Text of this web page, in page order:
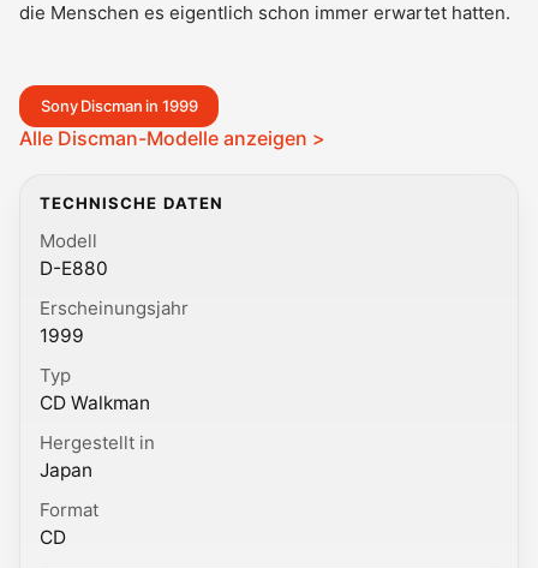
die Menschen es eigentlich schon immer erwartet hatten.
Sony Discman in 1999
Alle Discman-Modelle anzeigen >
TECHNISCHE DATEN
Modell
D-E880
Erscheinungsjahr
1999
Typ
CD Walkman
Hergestellt in
Japan
Format
CD